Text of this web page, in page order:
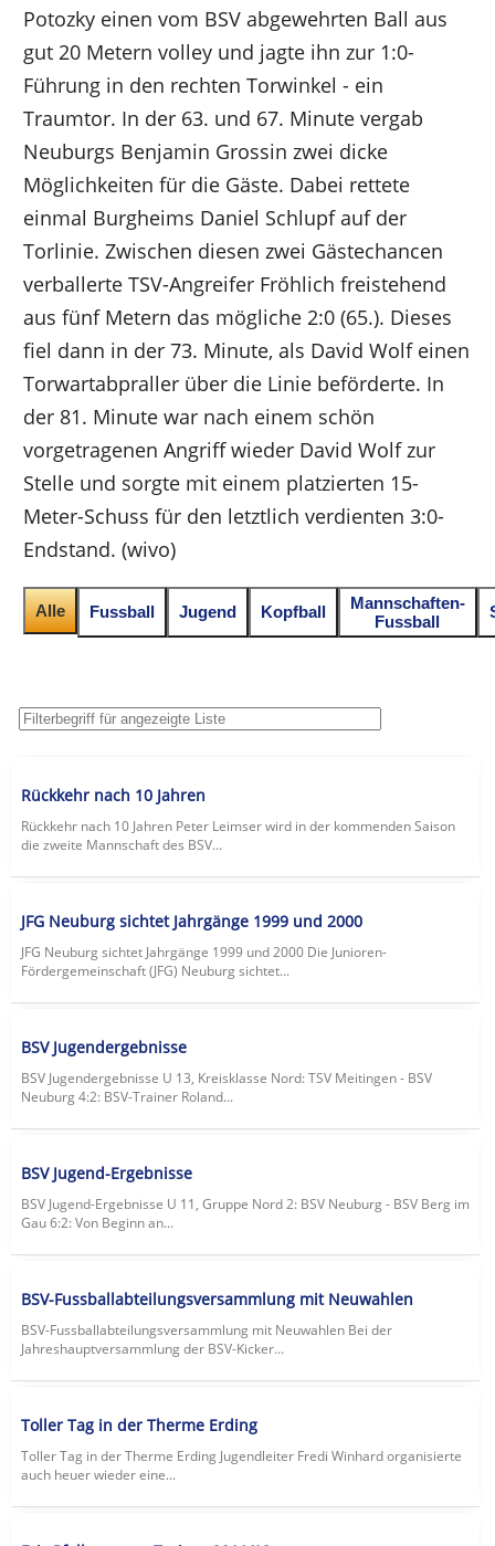
Potozky einen vom BSV abgewehrten Ball aus
gut 20 Metern volley und jagte ihn zur 1:0-
Führung in den rechten Torwinkel - ein
Traumtor. In der 63. und 67. Minute vergab
Neuburgs Benjamin Grossin zwei dicke
Möglichkeiten für die Gäste. Dabei rettete
einmal Burgheims Daniel Schlupf auf der
Torlinie. Zwischen diesen zwei Gästechancen
verballerte TSV-Angreifer Fröhlich freistehend
aus fünf Metern das mögliche 2:0 (65.). Dieses
fiel dann in der 73. Minute, als David Wolf einen
Torwartabpraller über die Linie beförderte. In
der 81. Minute war nach einem schön
vorgetragenen Angriff wieder David Wolf zur
Stelle und sorgte mit einem platzierten 15-
Meter-Schuss für den letztlich verdienten 3:0-
Endstand. (wivo)
Alle Fussball Jugend Kopfball
Mannschaften-
Fussball
Rückkehr nach 10 Jahren
Rückkehr nach 10 Jahren Peter Leimser wird in der kommenden Saison
die zweite Mannschaft des BSV...
JFG Neuburg sichtet Jahrgänge 1999 und 2000
JFG Neuburg sichtet Jahrgänge 1999 und 2000 Die Junioren-
Fördergemeinschaft (JFG) Neuburg sichtet...
BSV Jugendergebnisse
BSV Jugendergebnisse U 13, Kreisklasse Nord: TSV Meitingen - BSV
Neuburg 4:2: BSV-Trainer Roland...
BSV Jugend-Ergebnisse
BSV Jugend-Ergebnisse U 11, Gruppe Nord 2: BSV Neuburg - BSV Berg im
Gau 6:2: Von Beginn an...
BSV-Fussballabteilungsversammlung mit Neuwahlen
BSV-Fussballabteilungsversammlung mit Neuwahlen Bei der
Jahreshauptversammlung der BSV-Kicker...
Toller Tag in der Therme Erding
Toller Tag in der Therme Erding Jugendleiter Fredi Winhard organisierte
auch heuer wieder eine...